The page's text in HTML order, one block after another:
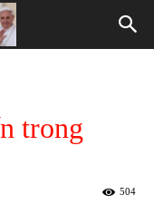
trong
504